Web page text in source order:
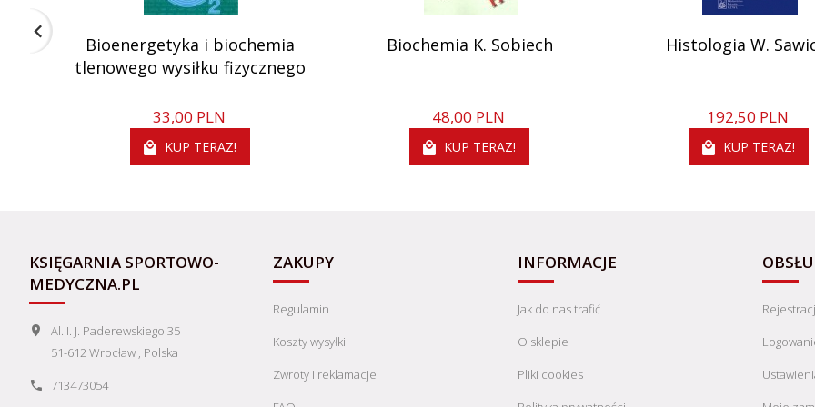
Bioenergetyka i biochemia
tlenowego wysiłku fizycznego
33,00 PLN
KUP TERAZ!
Biochemia K. Sobiech
48,00 PLN
KUP TERAZ!
Histologia W.
192,50 PLN
KUP TERAZ!
KSIĘGARNIA SPORTOWO-
MEDYCZNA.PL
Al. I. J. Paderewskiego 35
51-612 Wrocław, Polska
713473054
ZAKUPY
Regulamin
Koszty wysyłki
Zwroty i reklamacje
INFORMACJE
Jak do nas trafić
O sklepie
Pliki cookies